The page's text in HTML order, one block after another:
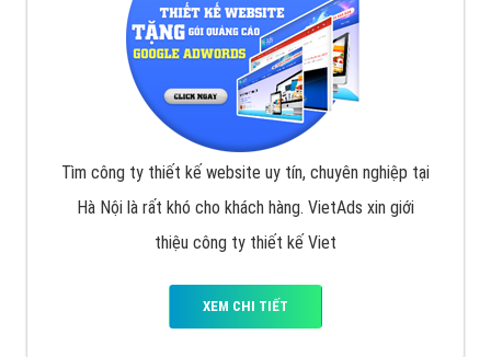
Tìm công ty thiết kế website uy tín, chuyên nghiệp tại
Hà Nội là rất khó cho khách hàng. VietAds xin giới
thiệu công ty thiết kế Viet
XEM CHI TIẾT